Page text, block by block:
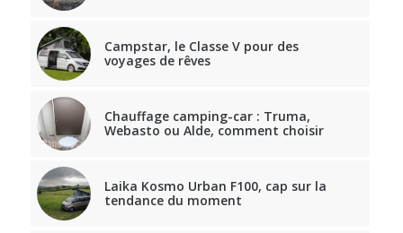
Campstar, le Classe V pour des
voyages de rêves
Chauffage camping-car : Truma,
Webasto ou Alde, comment choisir
Laika Kosmo Urban F100, cap sur la
tendance du moment